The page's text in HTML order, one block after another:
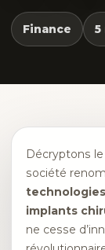
Finance 5
Décryptons
société
implants
ne cesse